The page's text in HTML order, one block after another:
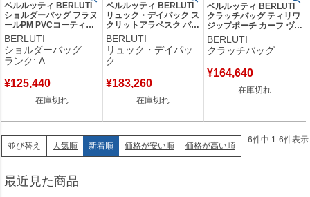
ベルルッティ BERLUTI
ショルダーバッグ フラヌ
ールPM PVCコーティン
グキャンバス ヴェネチア
ンレザー ブラック シル
バー金具 メッセンジャー
バッグ 黒 【中古】中古
BERLUTI
ショルダーバッグ
ランク: A
¥125,440
在庫切れ
ベルルッティ BERLUTI
リュック・デイパック ス
クリットアラベスク バッ
クパック キャンバス レ
ザー ネイビー×アイボリ
ー シルバー金具 バック
BERLUTI
リュック・デイパッ
ク
¥183,260
在庫切れ
ベルルッティ BERLUTI
クラッチバッグ ティリワ
ジップポーチ カーフ ヴェ
ネチアカーフレザー ブラ
ウン シルバー金具 茶 セ
カンドバッグ カリグラフ
235755 【箱】 【中古】
BERLUTI
クラッチバッグ
¥164,640
在庫切れ
並び替え 人気順 新着順 価格が安い順 価格が高い順
6件中 1-6件表示
最近見た商品